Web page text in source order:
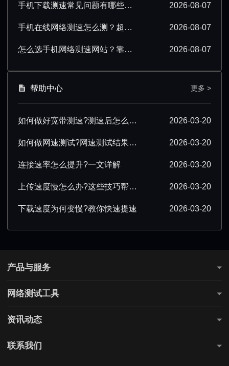
手机下载测速常见问题有哪些？一文解答所有疑惑 2026-08-07
手机在线网络测速怎么测？超实用操作技巧分享 2026-08-07
怎么选手机网络测速网站？靠谱平台挑选指南 2026-08-07
帮助中心 更多 >
如何做好宽带测速?测速后怎么优化? 2026-03-20
如何做网速测试?网速测试结果怎么解读? 2026-03-20
连接速率怎么提升?一文详解 2026-03-20
上传速度慢怎么办?这些技巧帮你提速 2026-03-20
下载速度为何变慢?教你快速提速 2026-03-20
产品与服务
测网速
网络测试工具
网站连通性测试
购票测速
资讯动态
公告通知
联系我们